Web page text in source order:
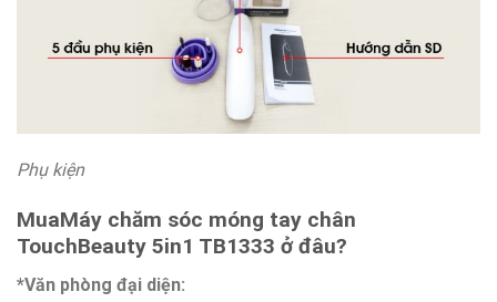
Phụ kiện
MuaMáy chăm sóc móng tay chân
TouchBeauty 5in1 TB1333 ở đâu?
*Văn phòng đại diện: